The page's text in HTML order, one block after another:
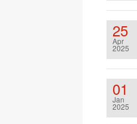
25
Apr
2025
01
Jan
2025